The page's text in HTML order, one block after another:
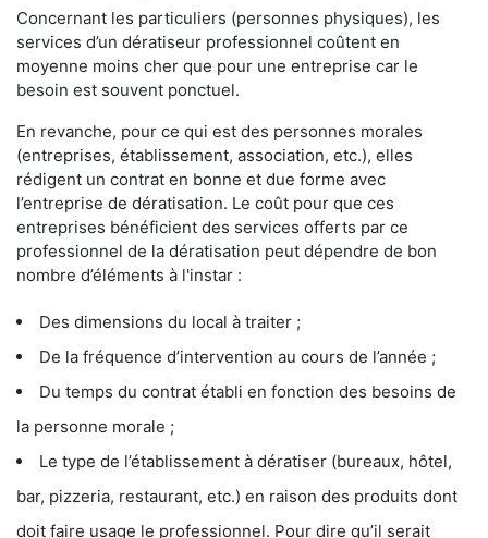
Concernant les particuliers (personnes physiques), les
services d’un dératiseur professionnel coûtent en
moyenne moins cher que pour une entreprise car le
besoin est souvent ponctuel.
En revanche, pour ce qui est des personnes morales
(entreprises, établissement, association, etc.), elles
rédigent un contrat en bonne et due forme avec
l’entreprise de dératisation. Le coût pour que ces
entreprises bénéficient des services offerts par ce
professionnel de la dératisation peut dépendre de bon
nombre d’éléments à l'instar :
Des dimensions du local à traiter ;
De la fréquence d’intervention au cours de l’année ;
Du temps du contrat établi en fonction des besoins de
la personne morale ;
Le type de l’établissement à dératiser (bureaux, hôtel,
bar, pizzeria, restaurant, etc.) en raison des produits dont
doit faire usage le professionnel. Pour dire qu’il serait